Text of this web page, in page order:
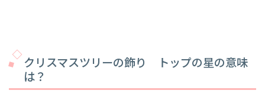
クリスマスツリーの飾り トップの星の意味
は？